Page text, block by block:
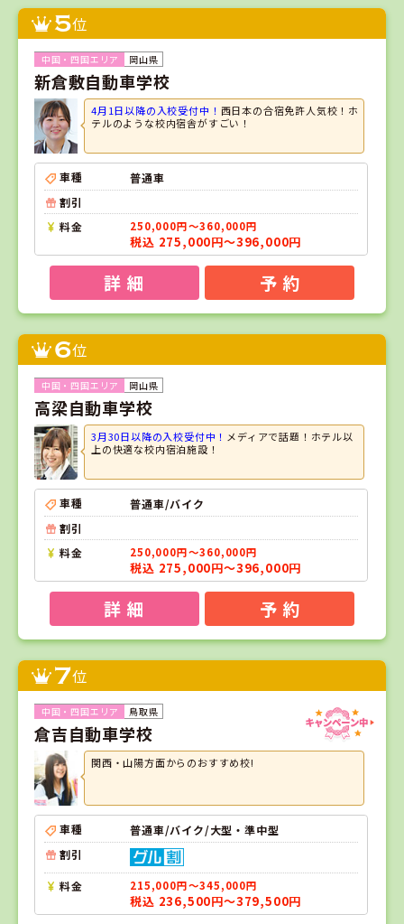
5位
岡山県
新倉敷自動車学校
4月1日以降の入校受付中！ 西日本の合宿免許人気校！ホ
テルのような校内宿舎がすごい！
車種
普通車
割引
料金
250,000円～360,000円
税込 275,000円～396,000円
詳 細 予 約
6位
岡山県
高梁自動車学校
3月30日以降の入校受付中！ メディアで話題！ホテル以
上の快適な校内宿泊施設！
車種
普通車/バイク
割引
料金
250,000円～360,000円
税込 275,000円～396,000円
詳 細 予 約
7位
鳥取県
倉吉自動車学校
関西・山陽方面からのおすすめ校!
車種
普通車/バイク/大型・準中型
割引
料金 215,000円～345,000円
税込 236,500円～379,500円